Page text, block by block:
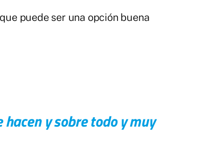
puede ser una opción buena
y sobre todo y muy